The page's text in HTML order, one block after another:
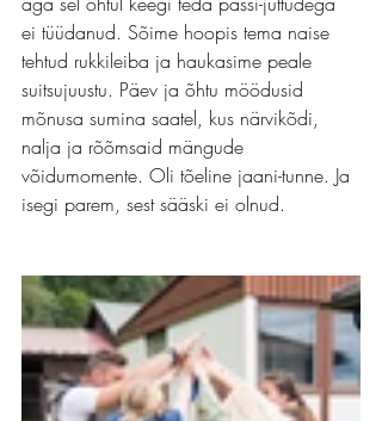
ei tüüdanud. Sõime hoopis tema naise
tehtud rukkileiba ja haukasime peale
suitsujuustu. Päev ja õhtu möödusid
mõnusa sumina saatel, kus närvikõdi,
nalja ja rõõmsaid mängude
võidumomente. Oli tõeline jaani-tunne. Ja
isegi parem, sest sääski ei olnud.